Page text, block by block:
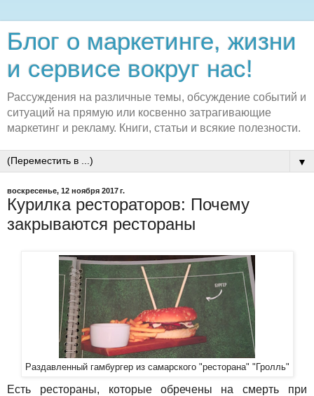
Блог о маркетинге, жизни
и сервисе вокруг нас!
Рассуждения на различные темы, обсуждение событий и
ситуаций на прямую или косвенно затрагивающие
маркетинг и рекламу. Книги, статьи и всякие полезности.
▼
воскресенье, 12 ноября 2017 г.
Курилка рестораторов: Почему
закрываются рестораны
Раздавленный гамбургер из самарского "ресторана" "Гролль"
Есть рестораны, которые обречены на смерть при